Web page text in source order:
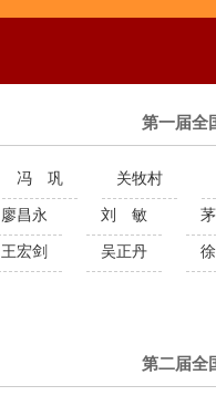
第一届全
冯 巩 关牧村
廖昌永 刘 敏
王宏剑 吴正丹
第二届全